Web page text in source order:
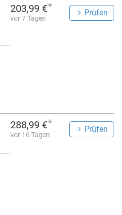
203,99 €*
vor 7 Tagen
Prüfen
288,99 €*
vor 16 Tagen
Prüfen